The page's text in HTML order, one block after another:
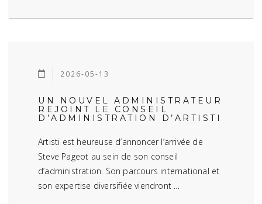
2026-05-13
UN NOUVEL ADMINISTRATEUR
REJOINT LE CONSEIL
D’ADMINISTRATION D’ARTISTI
Artisti est heureuse d’annoncer l’arrivée de
Steve Pageot au sein de son conseil
d’administration. Son parcours international et
son expertise diversifiée viendront …